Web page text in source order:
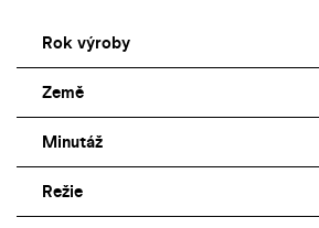
Rok výroby
Země
Minutáž
Režie